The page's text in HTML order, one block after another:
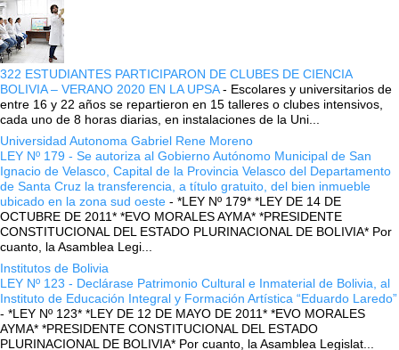
322 ESTUDIANTES PARTICIPARON DE CLUBES DE CIENCIA
BOLIVIA – VERANO 2020 EN LA UPSA- Escolares y universitarios de
entre 16 y 22 años se repartieron en 15 talleres o clubes intensivos,
cada uno de 8 horas diarias, en instalaciones de la Uni...
Universidad Autonoma Gabriel Rene Moreno
LEY Nº 179 - Se autoriza al Gobierno Autónomo Municipal de San
Ignacio de Velasco, Capital de la Provincia Velasco del Departamento
de Santa Cruz la transferencia, a título gratuito, del bien inmueble
ubicado en la zona sud oeste - *LEY Nº 179* *LEY DE 14 DE
OCTUBRE DE 2011* *EVO MORALES AYMA* *PRESIDENTE
CONSTITUCIONAL DEL ESTADO PLURINACIONAL DE BOLIVIA* Por
cuanto, la Asamblea Legi...
Institutos de Bolivia
LEY Nº 123 - Declárase Patrimonio Cultural e Inmaterial de Bolivia, al
Instituto de Educación Integral y Formación Artística “Eduardo Laredo”
- *LEY Nº 123* *LEY DE 12 DE MAYO DE 2011* *EVO MORALES
AYMA* *PRESIDENTE CONSTITUCIONAL DEL ESTADO
PLURINACIONAL DE BOLIVIA* Por cuanto, la Asamblea Legislat...